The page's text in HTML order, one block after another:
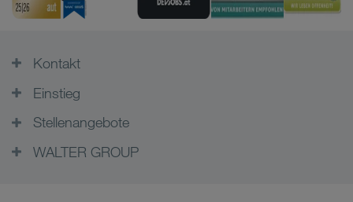
Kontakt
Einstieg
Stellenangebote
WALTER GROUP